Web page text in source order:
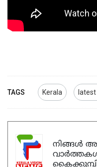
TAGS Kerala
നിങ്ങൾ